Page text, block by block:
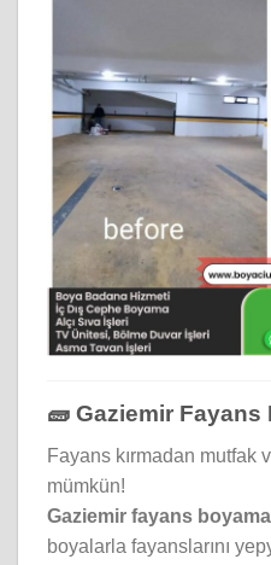
🧱 Gaziemir Fayans
Fayans kırmadan mutfak
mümkün!
Gaziemir fayans
boyalarla fayanslarını